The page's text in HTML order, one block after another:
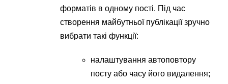
форматів в одному пості. Під час
створення майбутньої публікації зручно
вибрати такі функції:
налаштування автоповтору
посту або часу його видалення;